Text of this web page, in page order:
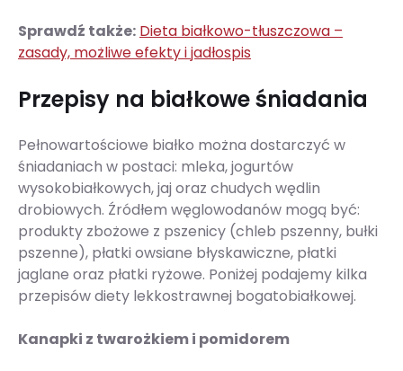
Sprawdź także: Dieta białkowo-tłuszczowa –
zasady, możliwe efekty i jadłospis
Przepisy na białkowe śniadania
Pełnowartościowe białko można dostarczyć w
śniadaniach w postaci: mleka, jogurtów
wysokobiałkowych, jaj oraz chudych wędlin
drobiowych. Źródłem węglowodanów mogą być:
produkty zbożowe z pszenicy (chleb pszenny, bułki
pszenne), płatki owsiane błyskawiczne, płatki
jaglane oraz płatki ryżowe. Poniżej podajemy kilka
przepisów diety lekkostrawnej bogatobiałkowej.
Kanapki z twarożkiem i pomidorem